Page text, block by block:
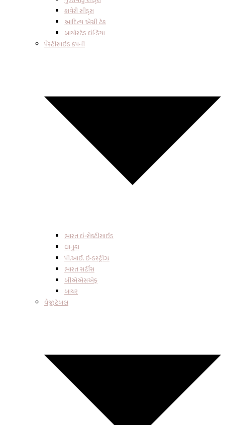
કાવેરી સીડ્સ
આદિત્ય એગ્રી ટેક
બાયોસ્ટેડ ઇન્ડિયા
પેસ્ટીસાઇડ કંપની
ભારત ઇન્સેક્ટીસાઈડ
ધાનુકા
પી.આઈ. ઇન્ડસ્ટ્રીઝ
ભારત સર્ટીસ
બીએએસએફ
બાયર
વેજીટેબલ